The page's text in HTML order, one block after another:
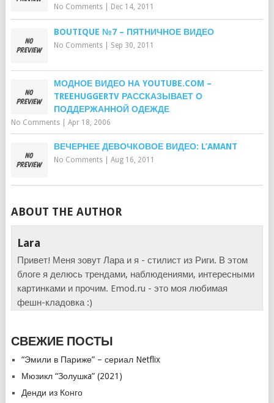
No Comments| Dec 14, 2011
BOUTIQUE №7 – ПЯТНИЧНОЕ ВИДЕО
No Comments| Sep 30, 2011
МОДНОЕ ВИДЕО НА YOUTUBE.COM –
TREEHUGGERTV РАССКАЗЫВАЕТ О
ПОДДЕРЖАННОЙ ОДЕЖДЕ
No Comments| Apr 18, 2006
ВЕЧЕРНЕЕ ДЕВОЧКОВОЕ ВИДЕО: L’AMANT
No Comments| Aug 16, 2011
ABOUT THE AUTHOR
Lara
Привет! Меня зовут Лара и я - стилист из Риги. В этом
блоге я делюсь трендами, наблюдениями, интересными
картинками и прочим. Emod.ru - это моя любимая
фешн-кладовка :)
СВЕЖИЕ ПОСТЫ
“Эмили в Париже” – сериал Netflix
Мюзикл “Золушкa” (2021)
Денди из Конго